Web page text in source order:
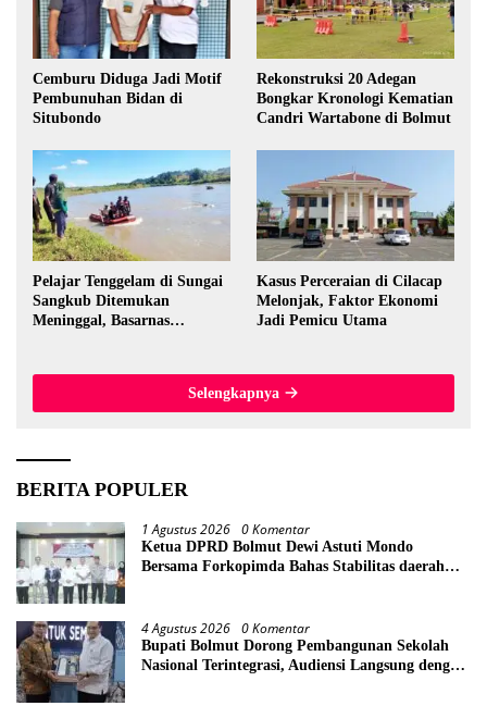
Cemburu Diduga Jadi Motif
Pembunuhan Bidan di
Situbondo
Rekonstruksi 20 Adegan
Bongkar Kronologi Kematian
Candri Wartabone di Bolmut
Pelajar Tenggelam di Sungai
Sangkub Ditemukan
Meninggal, Basarnas
Kasus Perceraian di Cilacap
Melonjak, Faktor Ekonomi
Jadi Pemicu Utama
Selengkapnya
BERITA POPULER
1 Agustus 2026 0 Komentar
Ketua DPRD Bolmut Dewi Astuti Mondo
Bersama Forkopimda Bahas Stabilitas daerah
4 Agustus 2026 0 Komentar
Bupati Bolmut Dorong Pembangunan Sekolah
Nasional Terintegrasi, Audiensi Langsung dengan